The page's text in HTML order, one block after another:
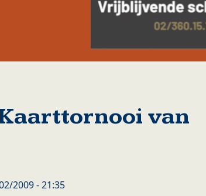
van
2009 - 21:35